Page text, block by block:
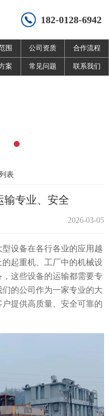
182-0128-6942
围 公司资质 合作流程
案 常见问题 联系我们
表
输专业、安全
2026-03-05
设备在各行各业的应用越
起重机、工厂中的机械设
这些设备的运输都需要专
的公司作为一家专业的大
提供高质量、安全可靠的